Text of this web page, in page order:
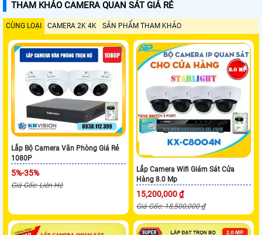
THAM KHẢO CAMERA QUAN SÁT GIÁ RẺ
CÙNG LOẠI CAMERA 2K 4K SẢN PHẨM THAM KHẢO
Lắp Bộ Camera Văn Phòng Giá Rẻ
1080P
5%-35%
Giá Gốc: Liên Hệ
Lắp Camera Wifi Giám Sát Cửa
Hàng 8.0 Mp
15,200,000 ₫
Giá Gốc: 18,500,000 ₫